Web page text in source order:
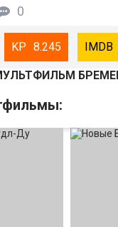
0
8.245